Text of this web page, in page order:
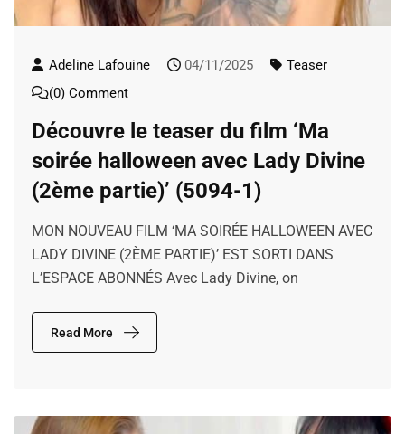
Adeline Lafouine 04/11/2025
Teaser
(0) Comment
Découvre le teaser du film ‘Ma
soirée halloween avec Lady Divine
(2ème partie)’ (5094-1)
MON NOUVEAU FILM ‘MA SOIRÉE HALLOWEEN AVEC
LADY DIVINE (2ÈME PARTIE)’ EST SORTI DANS
L’ESPACE ABONNÉS Avec Lady Divine, on
Read More